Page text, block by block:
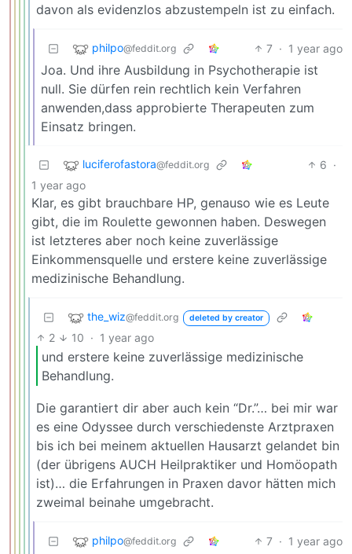
davon als evidenzlos abzustempeln ist zu einfach.
philpo@feddit.org 7 · 1 year ago
Joa. Und ihre Ausbildung in Psychotherapie ist
null. Sie dürfen rein rechtlich kein Verfahren
anwenden,dass approbierte Therapeuten zum
Einsatz bringen.
luciferofastora@feddit.org 6 ·
1 year ago
Klar, es gibt brauchbare HP, genauso wie es Leute
gibt, die im Roulette gewonnen haben. Deswegen
ist letzteres aber noch keine zuverlässige
Einkommensquelle und erstere keine zuverlässige
medizinische Behandlung.
the_wiz@feddit.org deleted by creator
2 10 · 1 year ago
und erstere keine zuverlässige medizinische
Behandlung.
Die garantiert dir aber auch kein “Dr.”… bei mir war
es eine Odyssee durch verschiedenste Arztpraxen
bis ich bei meinem aktuellen Hausarzt gelandet bin
(der übrigens AUCH Heilpraktiker und Homöopath
ist)… die Erfahrungen in Praxen davor hätten mich
zweimal beinahe umgebracht.
philpo@feddit.org 7 · 1 year ago